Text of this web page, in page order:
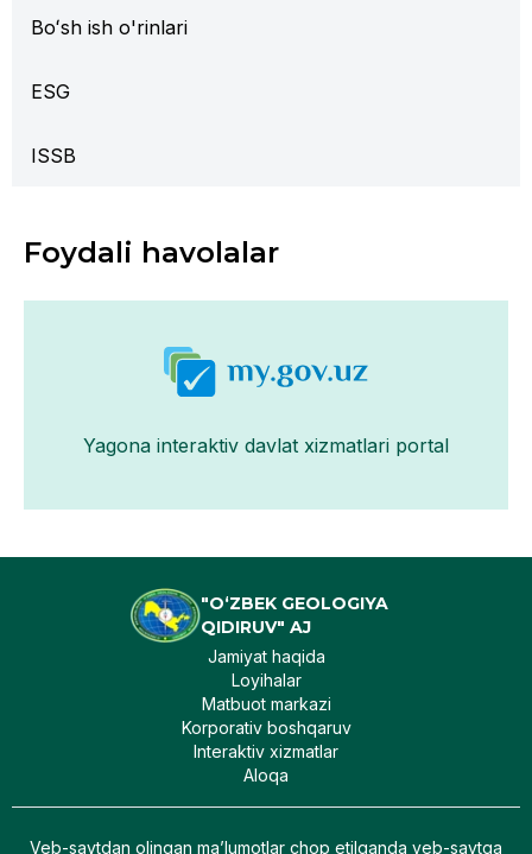
Boʻsh ish o'rinlari
ESG
ISSB
Foydali havolalar
Yagona interaktiv davlat xizmatlari portal
"O‘ZBEK GEOLOGIYA
QIDIRUV" AJ
Jamiyat haqida
Loyihalar
Matbuot markazi
Korporativ boshqaruv
Interaktiv xizmatlar
Aloqa
Veb-saytdan olingan maʼlumotlar chop etilganda veb-saytga